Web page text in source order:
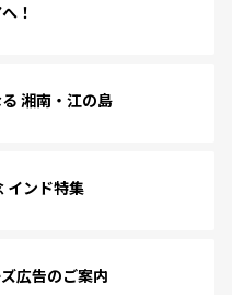
！
湘南・江の島
インド特集
広告のご案内